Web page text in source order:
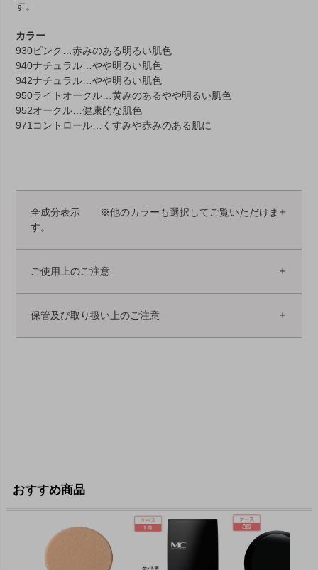
す。
カラー
930ピンク
…赤みのある明るい肌色
940ナチュラル …やや明るい肌色
942ナチュラル …やや明るい肌色
950ライトオークル …黄みのあるやや明るい肌色
952オークル …健康的な肌色
971コントロール …くすみや赤みのある肌に
全成分表示 ※他のカラーも選択してご覧いただけま
す。
ご使用上のご注意
保管及び取り扱い上のご注意
おすすめ商品